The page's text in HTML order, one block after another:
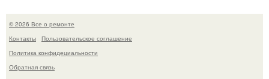
© 2026 Все о ремонте
Контакты
Пользовательское соглашение
Политика конфидециальности
Обратная связь